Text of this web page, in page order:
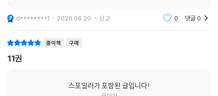
d********1 2026.06.20. 신고 0 댓글0
종이책 구매
11권
스포일러가 포함된 글입니다!